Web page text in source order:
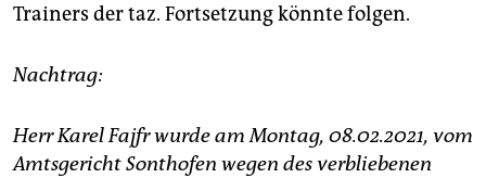
Trainers der taz. Fortsetzung könnte folgen.
Nachtrag:
Herr Karel Fajfr wurde am Montag, 08.02.2021, vom
Amtsgericht Sonthofen wegen des verbliebenen